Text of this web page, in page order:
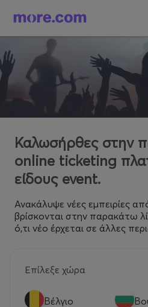
Καλωσήρθες στην
online ticketing
είδους event.
Ανακάλυψε νέες εμπειρίες
βρίσκονται στην παρακάτω
ό,τι νέο έρχεται σε άλλες
Επίλεξε χώρα
Βέλγιο